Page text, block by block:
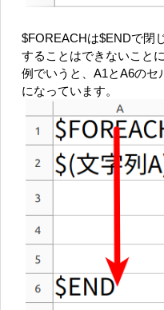
$FOREACHは$ENDで閉
することはできないこと
例でいうと、A1とA6のセ
になっています。